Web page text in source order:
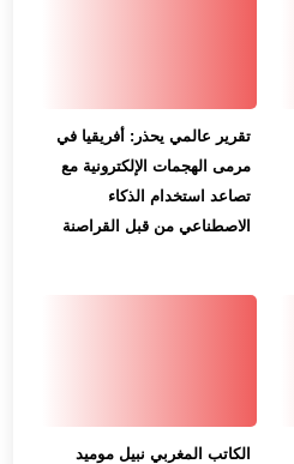
تقرير عالمي يحذر: أفريقيا في
مرمى الهجمات الإلكترونية مع
تصاعد استخدام الذكاء
الاصطناعي من قبل القراصنة
الكاتب المغربي نبيل موميد